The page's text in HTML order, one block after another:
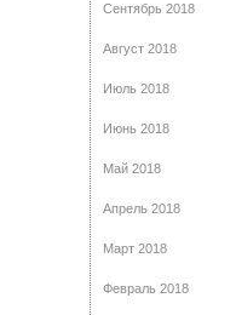
Сентябрь 2018
Август 2018
Июль 2018
Июнь 2018
Май 2018
Апрель 2018
Март 2018
Февраль 2018